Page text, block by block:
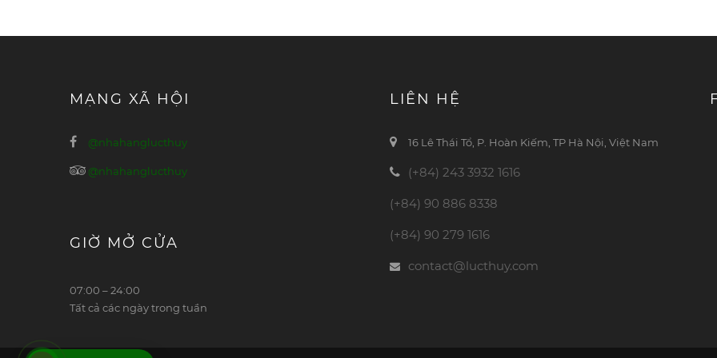
MẠNG XÃ HỘI
@nhahanglucthuy
@nhahanglucthuy
GIỜ MỞ CỬA
07:00 – 24:00
Tất cả các ngày trong tuần
LIÊN HỆ
16 Lê Thái Tổ, P. Hoàn Kiếm, TP Hà Nội, Việt Nam
(+84) 243 3932 1616
(+84) 90 886 8338
(+84) 90 279 1616
contact@lucthuy.com